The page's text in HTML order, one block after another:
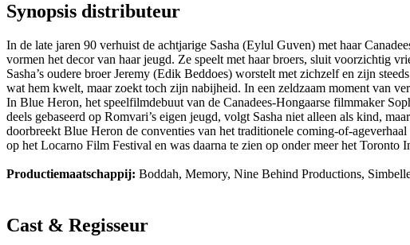
Synopsis distributeur
In de late jaren 90 verhuist de achtjarige Sasha (Eylul Guven) met haar
vormen het decor van haar jeugd. Ze speelt met haar broers, sluit voorzichtig
Sasha’s oudere broer Jeremy (Edik Beddoes) worstelt met zichzelf en zijn
wat hem kwelt, maar zoekt toch zijn nabijheid. In een zeldzaam moment van
In Blue Heron, het speelfilmdebuut van de Canadees-Hongaarse filmmaker
deels gebaseerd op Romvari’s eigen jeugd, volgt Sasha niet alleen als kind,
doorbreekt Blue Heron de conventies van het traditionele coming-of-
op het Locarno Film Festival en was daarna te zien op onder meer het
Productiemaatschappij: Boddah, Memory, Nine Behind Productions,
Cast & Regisseur